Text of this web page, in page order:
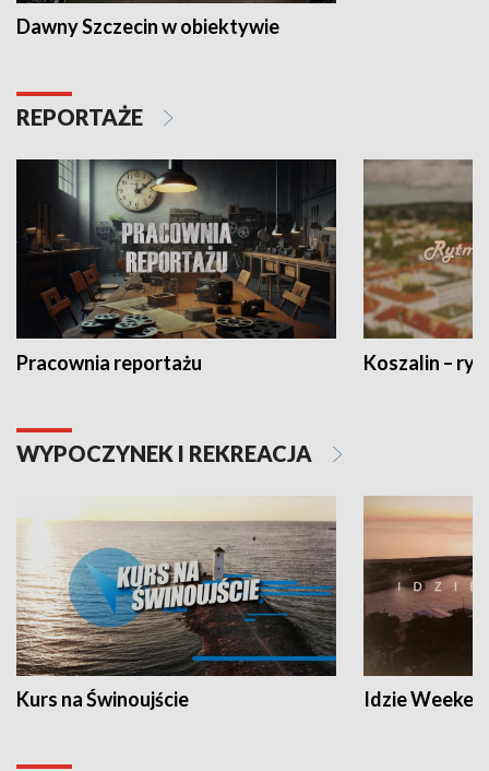
Dawny Szczecin w obiektywie
REPORTAŻE
Pracownia reportażu Koszalin –
WYPOCZYNEK I REKREACJA
Kurs na Świnoujście Idzie